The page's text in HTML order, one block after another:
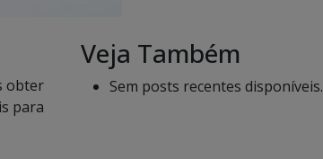
obter
para
Veja Também
Sem posts recentes disponíveis.